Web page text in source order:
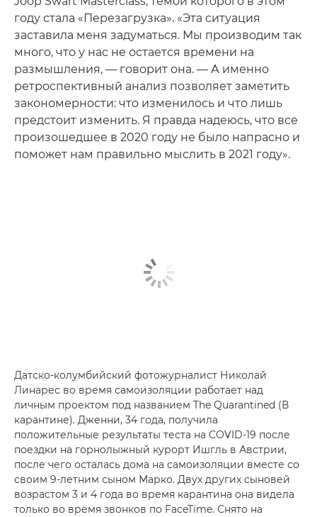
году стала «Перезагрузка». «Эта ситуация
заставила меня задуматься. Мы производим так
много, что у нас не остается времени на
размышления, — говорит она. — А именно
ретроспективный анализ позволяет заметить
закономерности: что изменилось и что лишь
предстоит изменить. Я правда надеюсь, что все
произошедшее в 2020 году не было напрасно и
поможет нам правильно мыслить в 2021 году».
Датско-колумбийский фотожурналист Николай
Линарес во время самоизоляции работает над
личным проектом под названием The Quarantined (В
карантине). Дженни, 34 года, получила
положительные результаты теста на COVID-19 после
поездки на горнолыжный курорт Ишгль в Австрии,
после чего осталась дома на самоизоляции вместе со
своим 9-летним сыном Марко. Двух других сыновей
возрастом 3 и 4 года во время карантина она видела
только во время звонков по FaceTime. Снято на